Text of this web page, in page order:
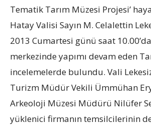
Tematik Tarım Müzesi Projesi’
Hatay Valisi Sayın M. Celalettin
2013 Cumartesi günü saat
merkezinde yapımı devam eden
incelemelerde bulundu. Vali
Turizm Müdür Vekili Ümmühan
Arkeoloji Müzesi Müdürü Nilüfer
yüklenici firmanın temsilcilerinin de